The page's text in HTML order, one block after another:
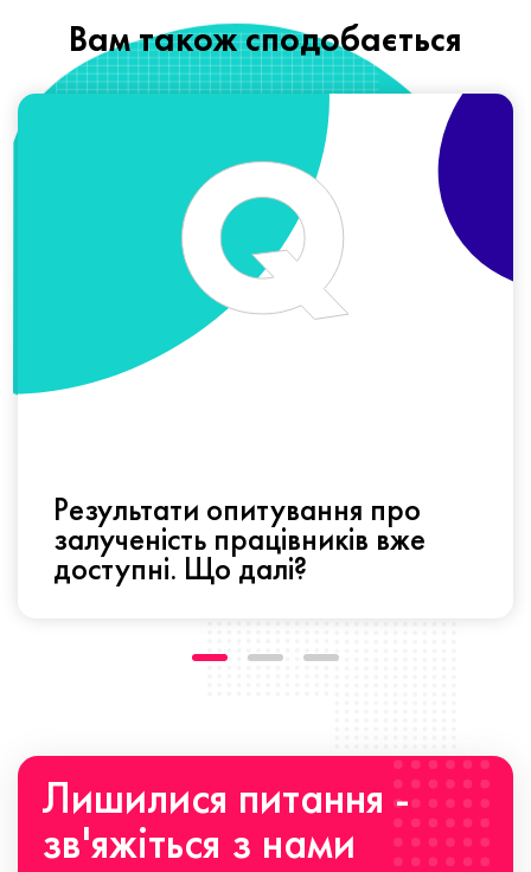
Вам також сподобається
Результати опитування про
залученість працівників вже
доступні. Що далі?
Лишилися питання -
зв'яжіться з нами